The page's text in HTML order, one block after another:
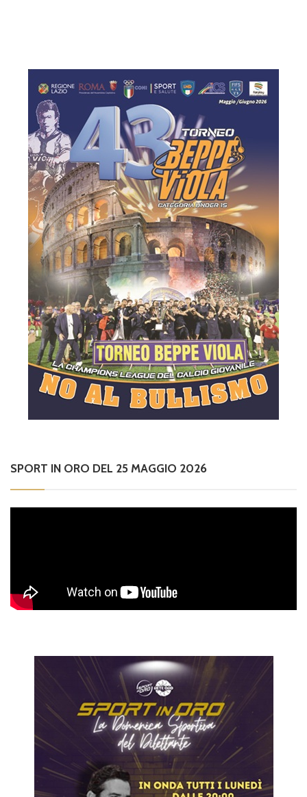
SPORT IN ORO DEL 25 MAGGIO 2026